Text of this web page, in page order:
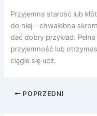
Przyjemna starość lub
do niej – chwalebna
dać dobry przykład.
przyjemność lub
ciągle się ucz.
POPRZEDNI